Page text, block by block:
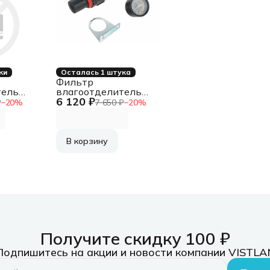
−20%
Осталась 1 штука
6 120 ₽7 650 ₽−20%
Фильтр
влагоотделитель
редуктор для
В корзину
Получите скидку 100 ₽
на акции и новости компании